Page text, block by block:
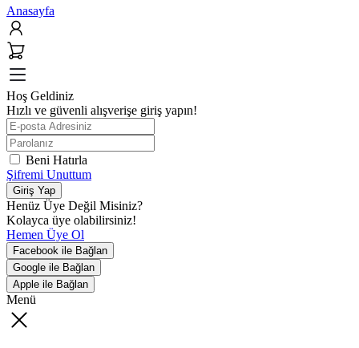
Anasayfa
Hoş Geldiniz
Hızlı ve güvenli alışverişe giriş yapın!
Beni Hatırla
Şifremi Unuttum
Giriş Yap
Henüz Üye Değil Misiniz?
Kolayca üye olabilirsiniz!
Hemen Üye Ol
Facebook ile Bağlan
Google ile Bağlan
Apple ile Bağlan
Menü